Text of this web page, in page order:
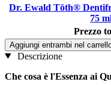
Dr. Ewald Töth®
75
Prezzo
Aggiungi entrambi nel
Descrizione
Che cosa è l'Essenza ai